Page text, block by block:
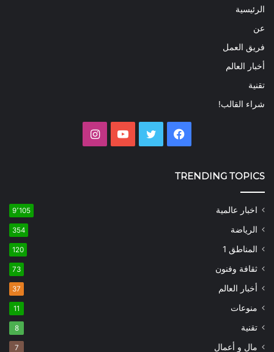
الرئيسية
عن
فريق العمل
أخبار العالم
تقنية
شراء القالب!
فيسبوك تويتر يوتيوب
TRENDING TOPICS
اخبار عالمية 9٬105
الرياضة 354
المناطق 1 120
ثقافة وفنون 73
أخبار العالم 37
منوعات 11
تقنية 8
مال و أعمال 7